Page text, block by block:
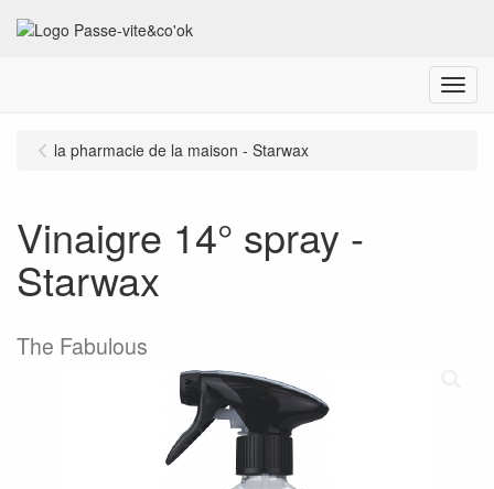
Menu
la pharmacie de la maison - Starwax
Vinaigre 14° spray -
Starwax
The Fabulous